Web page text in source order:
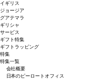
イギリス
ジョージア
グアテマラ
ギリシャ
サービス
ギフト特集
ギフトラッピング
特集
特集一覧
会社概要
日本のピーロートオフィス